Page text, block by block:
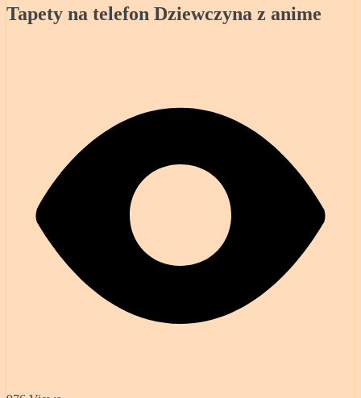
Tapety na telefon Dziewczyna z anime